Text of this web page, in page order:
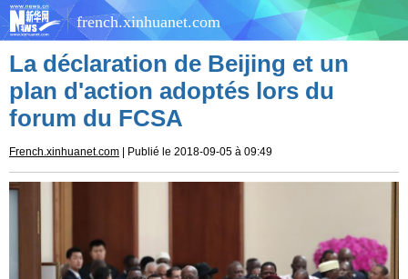
french.xinhuanet.com
La déclaration de Beijing et un
plan d'action adoptés lors du
forum du FCSA
French.xinhuanet.com | Publié le 2018-09-05 à 09:49